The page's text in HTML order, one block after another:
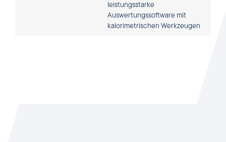
leistungsstarke
Auswertungssoftware mit
kalorimetrischen Werkzeugen